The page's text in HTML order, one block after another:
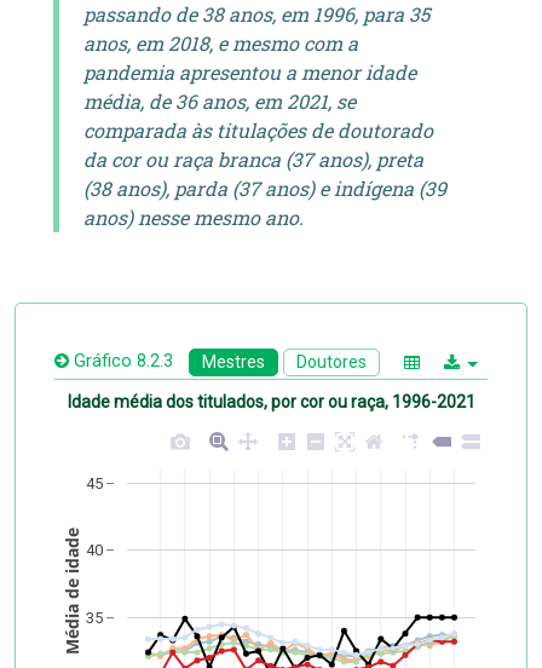
passando de 38 anos, em 1996, para 35
anos, em 2018, e mesmo com a
pandemia apresentou a menor idade
média, de 36 anos, em 2021, se
comparada às titulações de doutorado
da cor ou raça branca (37 anos), preta
(38 anos), parda (37 anos) e indígena (39
anos) nesse mesmo ano.
Gráfico 8.2.3 Mestres Doutores
Idade média dos titulados, por cor ou raça, 1996-2021
35
40
45
Média de idade